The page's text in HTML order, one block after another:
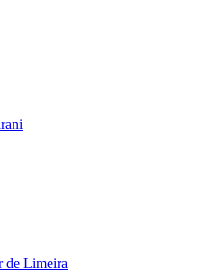
de Limeira